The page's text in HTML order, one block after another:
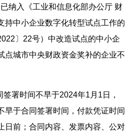
纳入《工业和信息化部办公厅 财
持中小企业数字化转型试点工作的
〕22号）中改造试点的中小企
点城市中央财政资金奖补的企业不
署时间不早于2024年1月1日，
早于合同签署时间，付款凭证时间
日前；合同内容、发票内容、公对